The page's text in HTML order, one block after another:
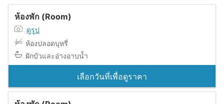
ห้องพัก (Room)
ดูรูป
ห้องปลอดบุหรี่
ฝักบัวและอ่างอาบน้ำ
เลือกวันที่เพื่อดูราคา